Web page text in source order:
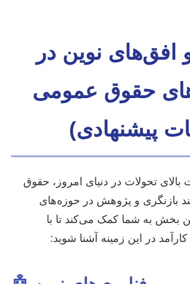
افق‌های نوین در
حقوق عمومی
پیشنهادی)
تحولات در دنیای امروز، حقوق
بازنگری و پژوهش در حوزه‌های
بخش به شما کمک می‌کند تا با
کارآمد در این زمینه آشنا شوید: